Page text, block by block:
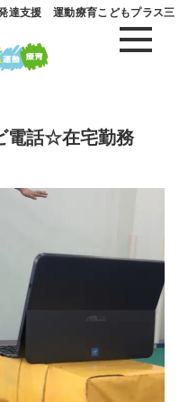
達支援 運動療育こどもプラス三
電話☆在宅勤務